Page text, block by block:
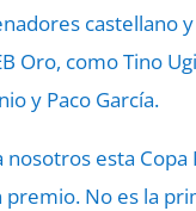
castellano
Oro, como Tino
y Paco García.
nosotros esta Copa
premio. No es la